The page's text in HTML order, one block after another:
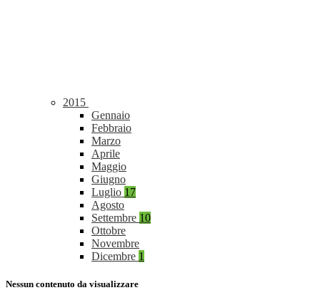
2015
Gennaio
Febbraio
Marzo
Aprile
Maggio
Giugno
Luglio 17
Agosto
Settembre 10
Ottobre
Novembre
Dicembre 1
Nessun contenuto da visualizzare